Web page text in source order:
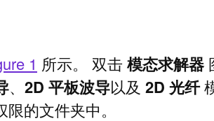
1 所示。 双击 模态求解器
、 2D 平板波导以及 2D 光纤
的文件夹中。